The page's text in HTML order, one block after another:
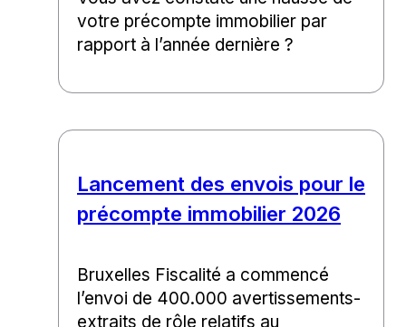
votre précompte immobilier par
rapport à l’année dernière ?
Lancement des envois pour le
précompte immobilier 2026
Bruxelles Fiscalité a commencé
l’envoi de 400.000 avertissements-
extraits de rôle relatifs au